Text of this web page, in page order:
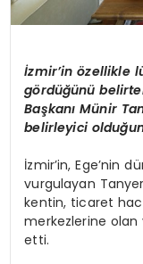
İzmir’in özellikle
gördüğünü
Başkanı Münir
belirleyici
İzmir’in, Ege’nin
vurgulayan Tanyer
kentin, ticaret
merkezlerine olan
etti.